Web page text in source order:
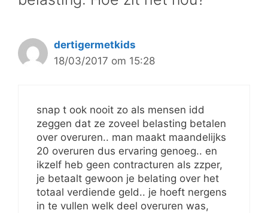
dertigermetkids
18/03/2017 om 15:28
snap t ook nooit zo als mensen idd
zeggen dat ze zoveel belasting betalen
over overuren.. man maakt maandelijks
20 overuren dus ervaring genoeg.. en
ikzelf heb geen contracturen als zzper,
je betaalt gewoon je belating over het
totaal verdiende geld.. je hoeft nergens
in te vullen welk deel overuren was,